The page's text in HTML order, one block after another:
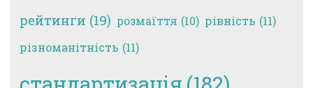
рейтинги (19) розмаїття (10) рівність (11)
різноманітність (11)